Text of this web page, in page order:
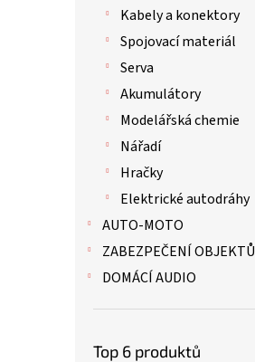
Kabely a konektory
Spojovací materiál
Serva
Akumulátory
Modelářská chemie
Nářadí
Hračky
Elektrické autodráhy
AUTO-MOTO
ZABEZPEČENÍ OBJEKTŮ
DOMÁCÍ AUDIO
Top 6 produktů